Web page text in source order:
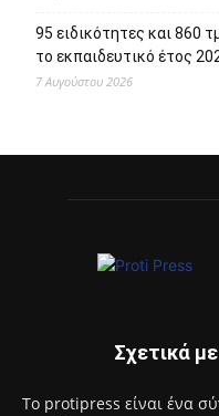
95 ειδικότητες και 860
το εκπαιδευτικό έτος
7 Αυγούστου 2026
Σχετικά
Το protipress είναι ένα